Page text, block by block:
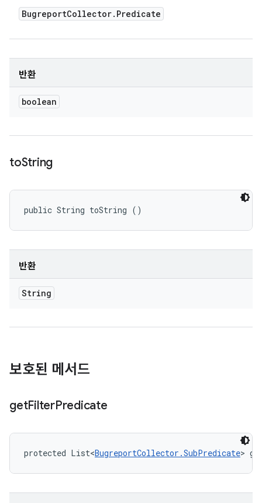
BugreportCollector. Predicate
반환
boolean
toString
public String toString ()
반환
String
보호된 메서드
getFilterPredicate
protected List<BugreportCollector.SubPredicate>